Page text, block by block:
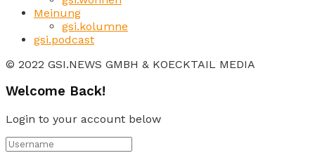
Meinung
gsi.kolumne
gsi.podcast
© 2022 GSI.NEWS GMBH & KOECKTAIL MEDIA
Welcome Back!
Login to your account below